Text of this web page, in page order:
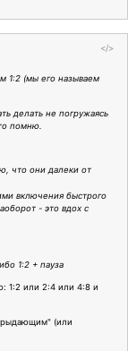
</>
1:2 (мы его называем
делать не погружаясь
помню.
что они далеки от
включения быстрого
- это вдох с
1:2 + пауза
1:2 или 2:4 или 4:8 и
(или